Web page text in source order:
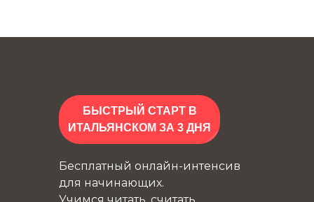
БЫСТРЫЙ СТАРТ В
ИТАЛЬЯНСКОМ ЗА 3 ДНЯ
Бесплатный онлайн-интенсив
для начинающих.